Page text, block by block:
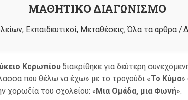
ΜΑΘΗΤΙΚΟ ΔΙΑΓΩΝΙΣΜΟ
, Εκπαιδευτικοί, Μεταθέσεις,Όλα τα άρθρα /
Κορωπίου διακρίθηκε για δεύτερη
που θέλω να έχω» με το τραγούδι «Το Κύμα»
χορωδία του σχολείου: «Μια Ομάδα, μια Φωνή».